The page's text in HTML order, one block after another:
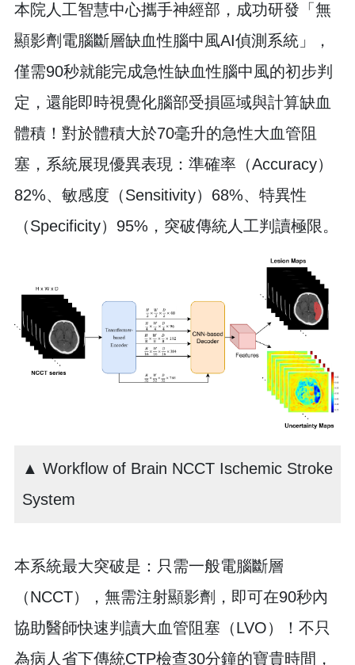
本院人工智慧中心攜手神經部，成功研發「無
顯影劑電腦斷層缺血性腦中風AI偵測系統」，
僅需90秒就能完成急性缺血性腦中風的初步判
定，還能即時視覺化腦部受損區域與計算缺血
體積！對於體積大於70毫升的急性大血管阻
塞，系統展現優異表現：準確率（Accuracy）
82%、敏感度（Sensitivity）68%、特異性
（Specificity）95%，突破傳統人工判讀極限。
▲ Workflow of Brain NCCT Ischemic Stroke
System
本系統最大突破是：只需一般電腦斷層
（NCCT），無需注射顯影劑，即可在90秒內
協助醫師快速判讀大血管阻塞（LVO）！不只
為病人省下傳統CTP檢查30分鐘的寶貴時間，